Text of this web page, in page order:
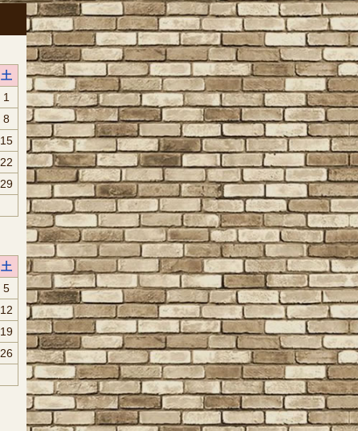
土
1
8
15
22
29
土
5
12
19
26